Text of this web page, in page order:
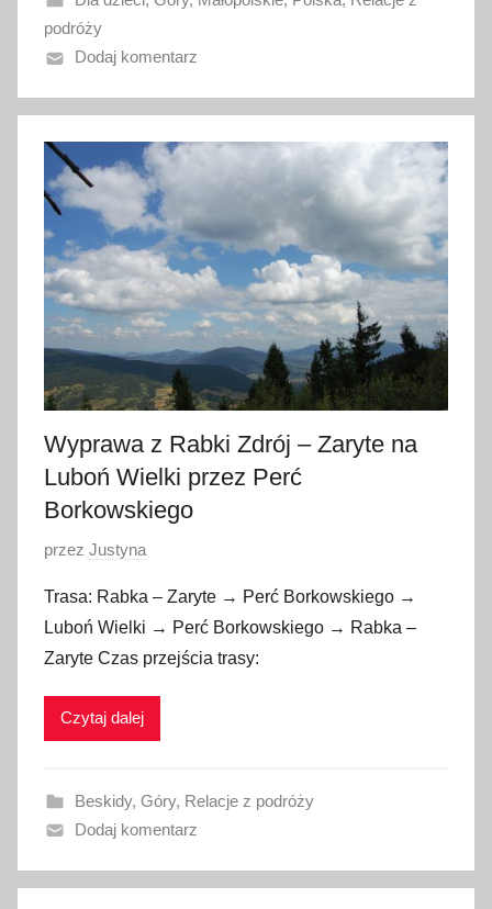
a
n
o
1
s
e
r
p
n
a
0
2
podróży
Dodaj komentarz
Wyprawa z Rabki Zdrój – Zaryte na
Luboń Wielki przez Perć
Borkowskiego
O
u
b
l
i
a
n
4
przez Justyna
Trasa: Rabka – Zaryte → Perć Borkowskiego →
Luboń Wielki → Perć Borkowskiego → Rabka –
Zaryte Czas przejścia trasy:
Czytaj dalej
Beskidy, Góry, Relacje z podróży
Dodaj komentarz